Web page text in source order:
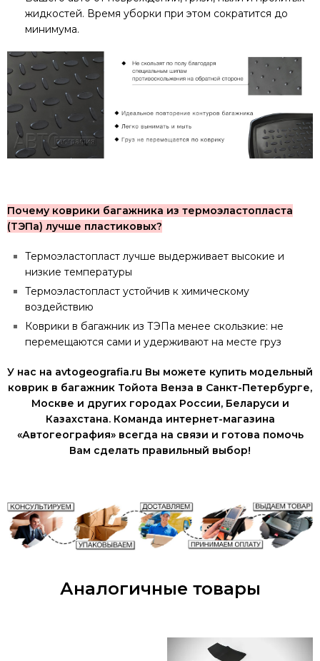
жидкостей. Время уборки при этом сократится до
минимума.
Почему коврики багажника из термоэластопласта
(ТЭПа) лучше пластиковых?
Термоэластопласт лучше выдерживает высокие и
низкие температуры
Термоэластопласт устойчив к химическому
воздействию
Коврики в багажник из ТЭПа менее скользкие: не
перемещаются сами и удерживают на месте груз
У нас на avtogeografia.ru Вы можете купить модельный
коврик в багажник Тойота Венза в Санкт-Петербурге,
Москве и других городах России, Беларуси и
Казахстана. Команда интернет-магазина
«Автогеография» всегда на связи и готова помочь
Вам сделать правильный выбор!
Аналогичные товары